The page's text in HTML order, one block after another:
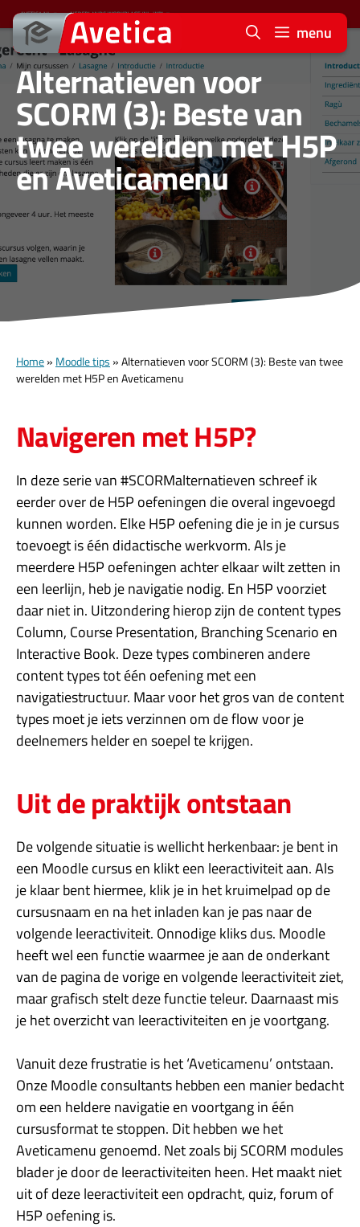
Ga
naar
de
inhoud
menu
Alternatieven voor
SCORM (3): Beste van
twee werelden met H5P
en Aveticamenu
Home» Moodle tips »Alternatieven voor SCORM (3): Beste van twee
werelden met H5P en Aveticamenu
Navigeren met H5P?
In deze serie van #SCORMalternatieven schreef ik
eerder over de H5P oefeningen die overal ingevoegd
kunnen worden. Elke H5P oefening die je in je cursus
toevoegt is één didactische werkvorm. Als je
meerdere H5P oefeningen achter elkaar wilt zetten in
een leerlijn, heb je navigatie nodig. En H5P voorziet
daar niet in. Uitzondering hierop zijn de content types
Column, Course Presentation, Branching Scenario en
Interactive Book. Deze types combineren andere
content types tot één oefening met een
navigatiestructuur. Maar voor het gros van de content
types moet je iets verzinnen om de flow voor je
deelnemers helder en soepel te krijgen.
Uit de praktijk ontstaan
De volgende situatie is wellicht herkenbaar: je bent in
een Moodle cursus en klikt een leeractiviteit aan. Als
je klaar bent hiermee, klik je in het kruimelpad op de
cursusnaam en na het inladen kan je pas naar de
volgende leeractiviteit. Onnodige kliks dus. Moodle
heeft wel een functie waarmee je aan de onderkant
van de pagina de vorige en volgende leeractiviteit ziet,
maar grafisch stelt deze functie teleur. Daarnaast mis
je het overzicht van leeractiviteiten en je voortgang.
Vanuit deze frustratie is het ‘Aveticamenu’ ontstaan.
Onze Moodle consultants hebben een manier bedacht
om een heldere navigatie en voortgang in één
cursusformat te stoppen. Dit hebben we het
Aveticamenu genoemd. Net zoals bij SCORM modules
blader je door de leeractiviteiten heen. Het maakt niet
uit of deze leeractiviteit een opdracht, quiz, forum of
H5P oefening is.